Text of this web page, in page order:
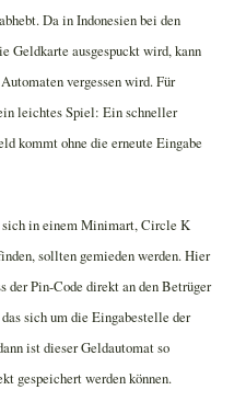
Da in Indonesien bei den
Geldkarte ausgespuckt wird, kann
vergessen wird. Für
leichtes Spiel: Ein schneller
kommt ohne die erneute Eingabe
sich in einem Minimart, Circle K
sollten gemieden werden. Hier
der Pin-Code direkt an den Betrüger
sich um die Eingabestelle der
ist dieser Geldautomat so
gespeichert werden können.